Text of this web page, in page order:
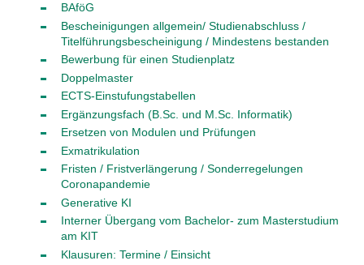
BAföG
Bescheinigungen allgemein/ Studienabschluss /
Titelführungsbescheinigung / Mindestens bestanden
Bewerbung für einen Studienplatz
Doppelmaster
ECTS-Einstufungstabellen
Ergänzungsfach (B.Sc. und M.Sc. Informatik)
Ersetzen von Modulen und Prüfungen
Exmatrikulation
Fristen / Fristverlängerung / Sonderregelungen
Coronapandemie
Generative KI
Interner Übergang vom Bachelor- zum Masterstudium
am KIT
Klausuren: Termine / Einsicht